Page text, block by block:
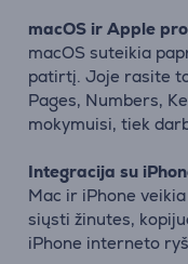
macOS ir Apple
macOS suteikia
patirtį. Joje rasite
Pages, Numbers,
mokymuisi, tiek
Integracija su
Mac ir iPhone
siųsti žinutes,
iPhone interneto